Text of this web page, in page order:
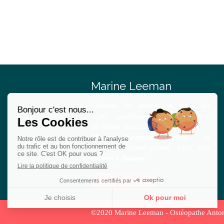
Marine Leeman
Coliques de nourissons, coup du
lapin, problèmes orl, céphalées,
déchirure musculaire, cruralgie ?
Marine Leeman applique sa
formation d'ostéopathie dans son
cabinet à
Prendre rendez-vous
©2020 Marine Leeman - Ostéopathe